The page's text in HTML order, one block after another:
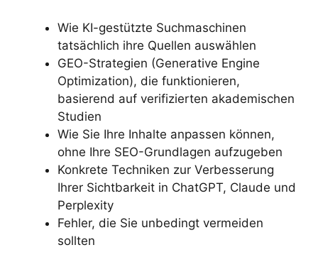
Wie KI-gestützte Suchmaschinen
tatsächlich ihre Quellen auswählen
GEO-Strategien (Generative Engine
Optimization), die funktionieren,
basierend auf verifizierten akademischen
Studien
Wie Sie Ihre Inhalte anpassen können,
ohne Ihre SEO-Grundlagen aufzugeben
Konkrete Techniken zur Verbesserung
Ihrer Sichtbarkeit in ChatGPT, Claude und
Perplexity
Fehler, die Sie unbedingt vermeiden
sollten